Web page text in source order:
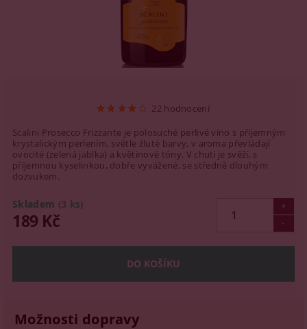
22 hodnocení
Scalini Prosecco Frizzante je polosuché perlivé víno s příjemným
krystalickým perlením, světle žluté barvy, v aroma převládají
ovocité (zelená jablka) a květinové tóny. V chuti je svěží, s
příjemnou kyselinkou, dobře vyvážené, se středně dlouhým
dozvukem.
Skladem (3 ks)
189 Kč
Možnosti dopravy